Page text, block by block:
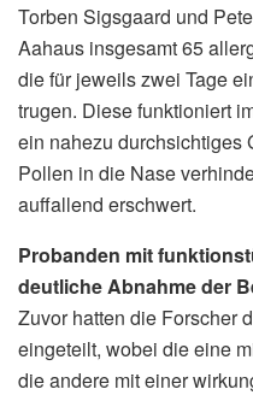
Torben Sigsgaard und
Aahaus insgesamt 65
die für jeweils zwei Tage
trugen. Diese funktioniert
ein nahezu durchsichtiges
Pollen in die Nase
auffallend erschwert.
Probanden mit
deutliche Abnahme der
Zuvor hatten die Forscher
eingeteilt, wobei die eine
die andere mit einer